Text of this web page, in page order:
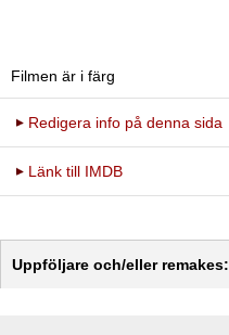
Filmen är i färg
Redigera info på denna sida
Länk till IMDB
Uppföljare och/eller remakes: